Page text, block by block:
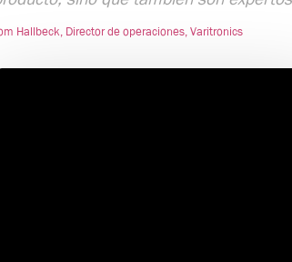
Hallbeck, Director de operaciones, Varitronics